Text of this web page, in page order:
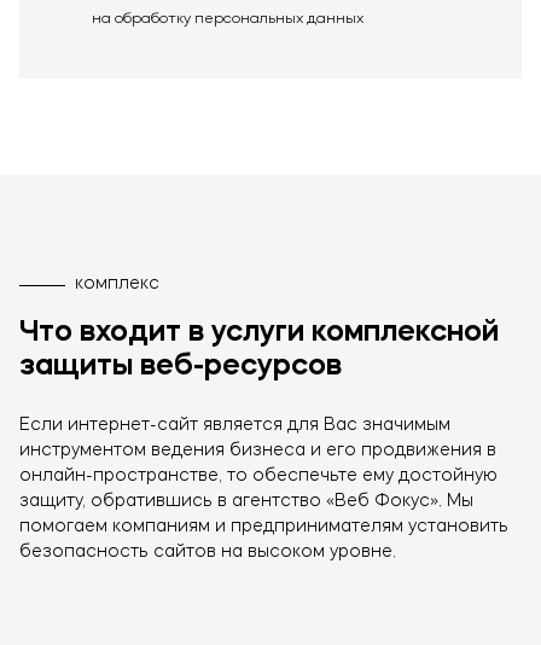
на обработку персональных данных
комплекс
Что входит в услуги комплексной
защиты веб-ресурсов
Если интернет-сайт является для Вас значимым
инструментом ведения бизнеса и его продвижения в
онлайн-пространстве, то обеспечьте ему достойную
защиту, обратившись в агентство «Веб Фокус». Мы
помогаем компаниям и предпринимателям установить
безопасность сайтов на высоком уровне.